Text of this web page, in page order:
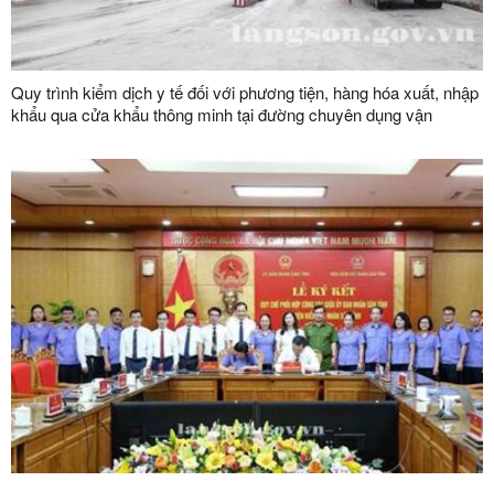
Quy trình kiểm dịch y tế đối với phương tiện, hàng hóa xuất, nhập
khẩu qua cửa khẩu thông minh tại đường chuyên dụng vận
dụng vận chuyển hàng hoá khu vực mốc 1088/2-1089 thuộc cặp
cửa khẩu quốc tế Hữu Nghị (Việt Nam) - Hữu Nghị Quan (Trung
Quốc)